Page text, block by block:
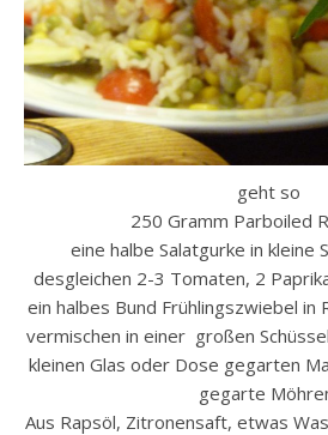
geht so
250 Gramm Parboiled
eine halbe Salatgurke in kleine
desgleichen 2-3 Tomaten, 2
ein halbes Bund Frühlingszwiebel in
vermischen in einer großen
kleinen Glas oder Dose gegarten
gegarte
Aus Rapsöl, Zitronensaft, etwas